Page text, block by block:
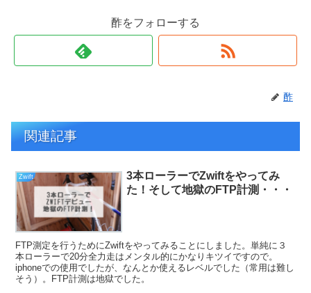
酢をフォローする
酢
関連記事
Zwift
3本ローラーでZwiftをやってみ
た！そして地獄のFTP計測・・・
FTP測定を行うためにZwiftをやってみることにしました。単純に３
本ローラーで20分全力走はメンタル的にかなりキツイですので。
iphoneでの使用でしたが、なんとか使えるレベルでした（常用は難し
そう）。FTP計測は地獄でした。